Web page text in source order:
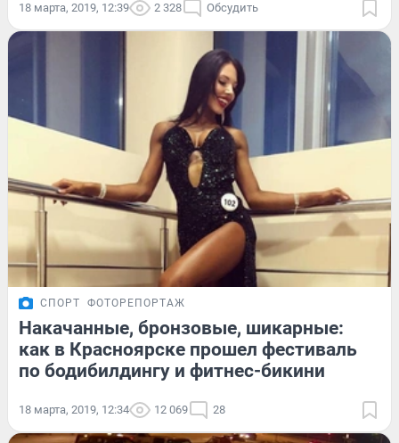
18 марта, 2019, 12:39 2 328 Обсудить
СПОРТ ФОТОРЕПОРТАЖ
Накачанные, бронзовые, шикарные:
как в Красноярске прошел фестиваль
по бодибилдингу и фитнес-бикини
18 марта, 2019, 12:34 12 069 28